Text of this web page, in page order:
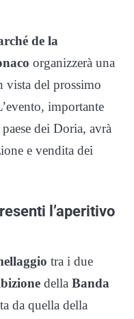
de la
organizzerà una
vista del prossimo
importante
dei Doria, avrà
e vendita dei
l’aperitivo
tra i due
della Banda
da quella della